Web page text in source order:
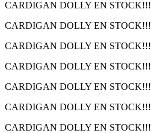
CARDIGAN DOLLY EN STOCK!!!
CARDIGAN DOLLY EN STOCK!!!
CARDIGAN DOLLY EN STOCK!!!
CARDIGAN DOLLY EN STOCK!!!
CARDIGAN DOLLY EN STOCK!!!
CARDIGAN DOLLY EN STOCK!!!
CARDIGAN DOLLY EN STOCK!!!